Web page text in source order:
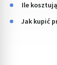
Ile
Jak kupić